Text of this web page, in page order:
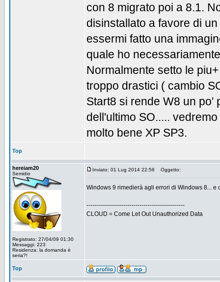
con 8 migrato poi a 8.1.
disinstallato a favore di
essermi fatto una
quale ho
Normalmente setto le
troppo drastici ( cambio
Start8 si rende W8 un po'
dell'ultimo SO.....
molto bene XP SP3.
Top
hereiam20
Semidio
Registrato: 27/04/09 01:30
Messaggi: 223
Residenza: la domanda è
seria?!
Inviato: 01 Lug 2014 22:56 Oggetto:
Windows 9 rimedierà agli errori di Windows 8...
--------------------------------------------------
CLOUD = Come Let Out Unauthorized Data
Top